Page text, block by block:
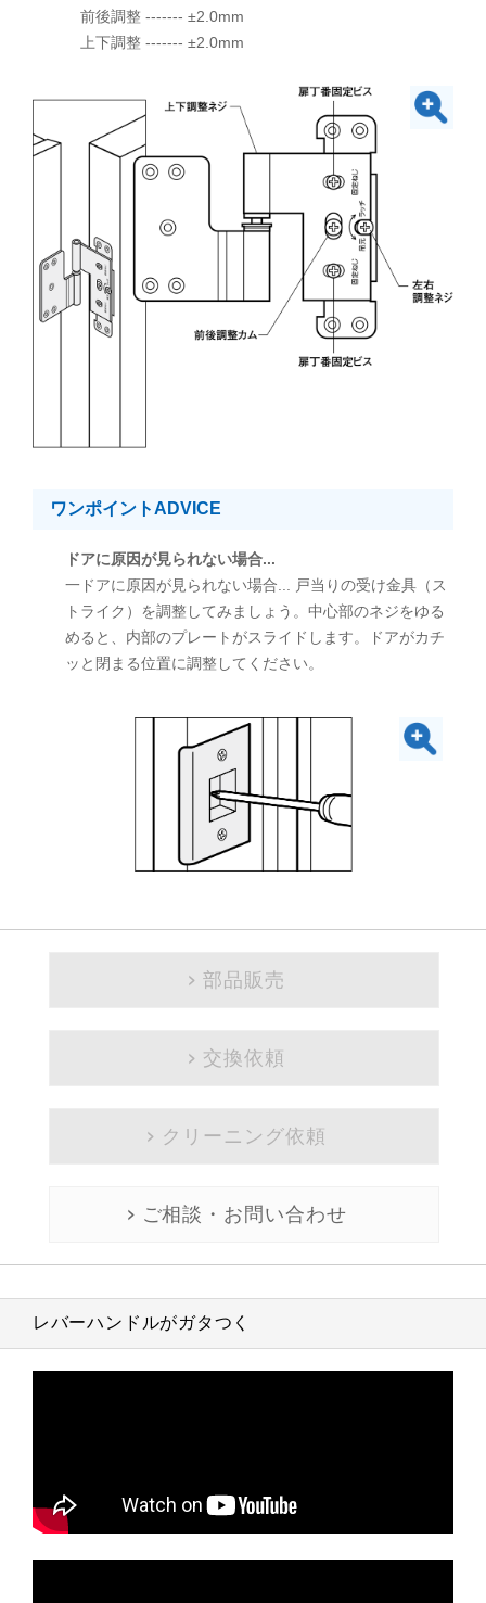
前後調整 ------- ±2.0mm
上下調整 ------- ±2.0mm
ワンポイントADVICE
ドアに原因が見られない場合...
一ドアに原因が見られない場合... 戸当りの受け金具（ス
トライク）を調整してみましょう。中心部のネジをゆる
めると、内部のプレートがスライドします。ドアがカチ
ッと閉まる位置に調整してください。
部品販売
交換依頼
クリーニング依頼
ご相談・お問い合わせ
レバーハンドルがガタつく